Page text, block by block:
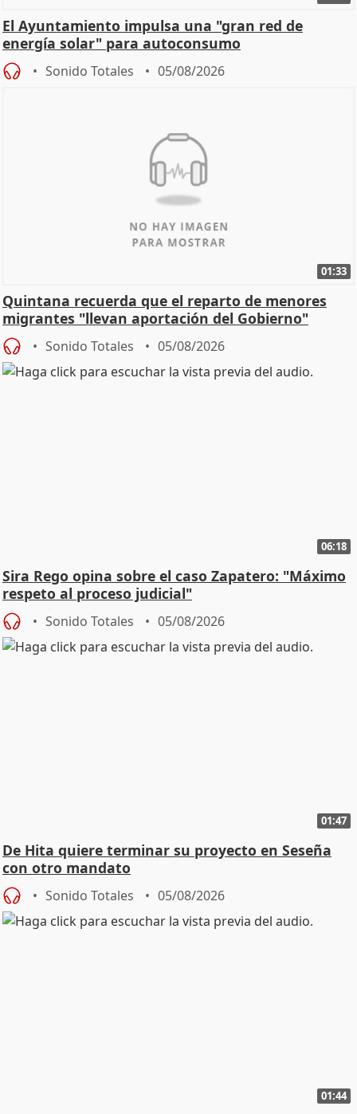
El Ayuntamiento impulsa una "gran red de
energía solar" para autoconsumo
Sonido Totales 05/08/2026
01:33
Quintana recuerda que el reparto de menores
migrantes "llevan aportación del Gobierno"
central
Sonido Totales 05/08/2026
06:18
Sira Rego opina sobre el caso Zapatero: "Máximo
respeto al proceso judicial"
Sonido Totales 05/08/2026
01:47
De Hita quiere terminar su proyecto en Seseña
con otro mandato
Sonido Totales 05/08/2026
01:44